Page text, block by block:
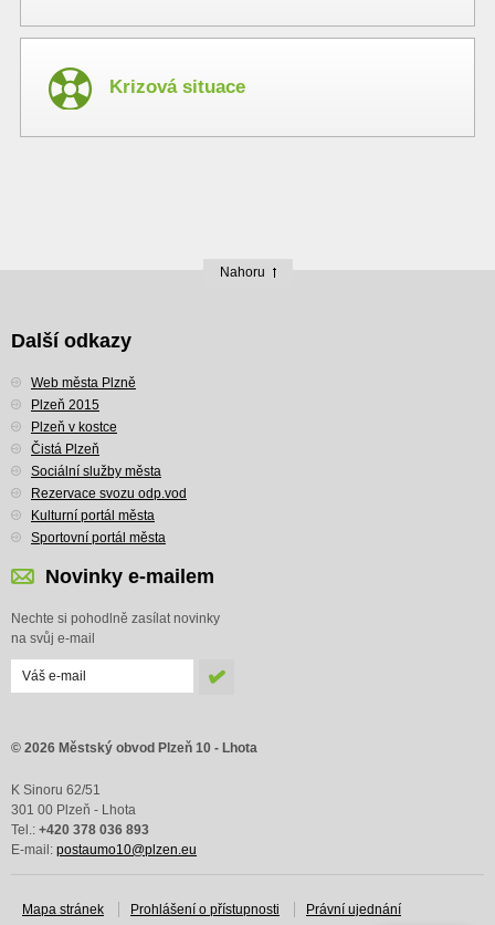
Krizová situace
Nahoru
Další odkazy
Web města Plzně
Plzeň 2015
Plzeň v kostce
Čistá Plzeň
Sociální služby města
Rezervace svozu odp.vod
Kulturní portál města
Sportovní portál města
Novinky e-mailem
Nechte si pohodlně zasílat novinky
na svůj e-mail
© 2026 Městský obvod Plzeň 10 - Lhota
K Sinoru 62/51
301 00 Plzeň - Lhota
Tel.: +420 378 036 893
E-mail: postaumo10@plzen.eu
Mapa stránek Prohlášení o přístupnosti Právní ujednání